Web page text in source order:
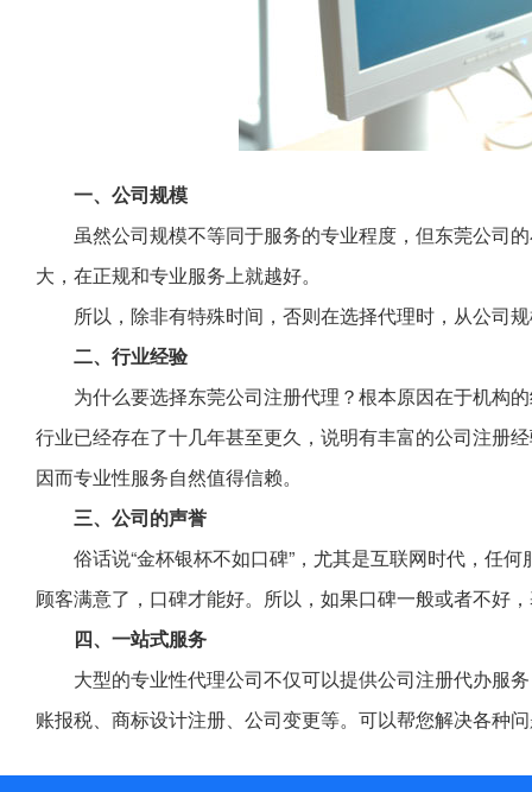
一、公司规模
虽然公司规模不等同于服务的专业程度，但东莞公司
大，在正规和专业服务上就越好。
所以，除非有特殊时间，否则在选择代理时，从公司
二、行业经验
为什么要选择东莞公司注册代理？根本原因在于机构
行业已经存在了十几年甚至更久，说明有丰富的公司注册
因而专业性服务自然值得信赖。
三、公司的声誉
俗话说“金杯银杯不如口碑”，尤其是互联网时代，任
顾客满意了，口碑才能好。所以，如果口碑一般或者不好
四、一站式服务
大型的专业性代理公司不仅可以提供公司注册代办服
账报税、商标设计注册、公司变更等。可以帮您解决各种